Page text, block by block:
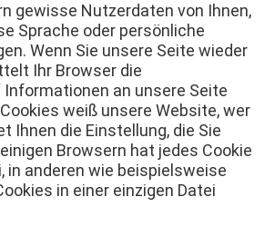
gewisse Nutzerdaten von Ihnen,
Sprache oder persönliche
Wenn Sie unsere Seite wieder
Ihr Browser die
Informationen an unsere Seite
weiß unsere Website, wer
Ihnen die Einstellung, die Sie
Browsern hat jedes Cookie
in anderen wie beispielsweise
in einer einzigen Datei